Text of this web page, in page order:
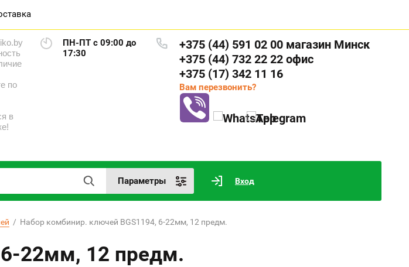
по
в
ПН-ПТ с 09:00 до
17:30
+375 (44) 591 02 00 магазин Минск
+375 (44) 732 22 22 офис
+375 (17) 342 11 16
Вам перезвонить?
Параметры Вход
  /  Набор комбинир. ключей BGS1194, 6-22мм, 12 предм.
22мм, 12 предм.